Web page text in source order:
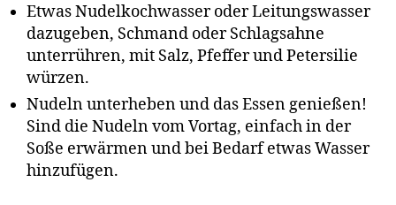
Etwas Nudelkochwasser oder Leitungswasser
dazugeben, Schmand oder Schlagsahne
unterrühren, mit Salz, Pfeffer und Petersilie
würzen.
Nudeln unterheben und das Essen genießen!
Sind die Nudeln vom Vortag, einfach in der
Soße erwärmen und bei Bedarf etwas Wasser
hinzufügen.